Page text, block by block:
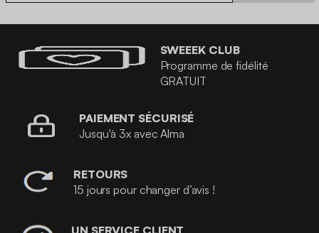
SWEEEK CLUB
Programme de fidélité
GRATUIT
PAIEMENT SÉCURISÉ
Jusqu'à 3x avec Alma
RETOURS
15 jours pour changer d’avis !